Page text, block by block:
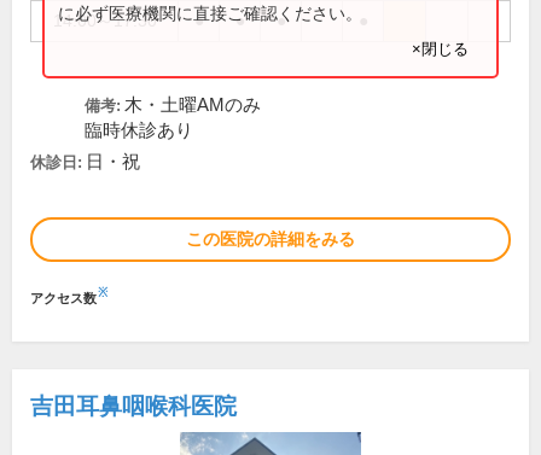
14:00～17:30 ● ● ●
に必ず医療機関に直接ご確認ください。
×閉じる
備考: 木・土曜AMのみ
臨時休診あり
休診日: 日・祝
この医院の詳細をみる
アクセス数※
吉田耳鼻咽喉科医院